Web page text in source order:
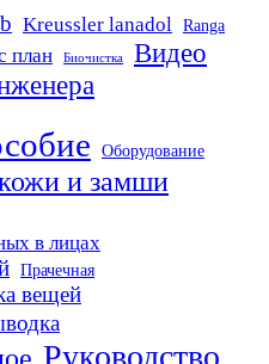
Kreussler lanadol Ranga
план Биочистка
Видео
Оборудование
и замши
в лицах
Прачечная
вещей
Руководство
Яндекс Метрика для
и улучшения
cookie для
использовать сайт,
с этими файлами.